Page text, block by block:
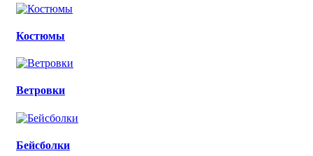
Костюмы
Ветровки
Бейсболки